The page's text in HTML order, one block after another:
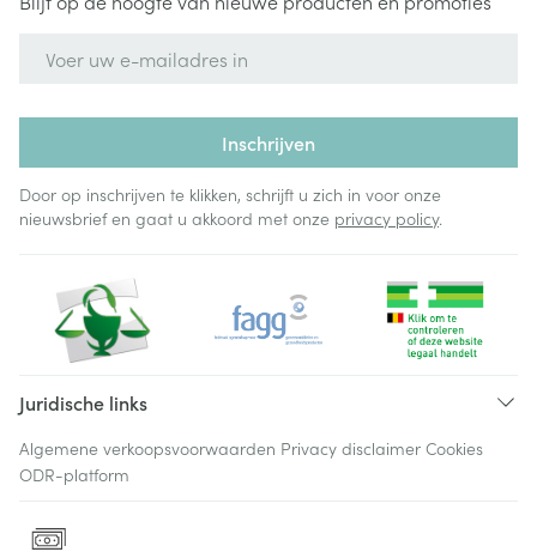
Inschrijven
Door op inschrijven te klikken, schrijft u zich in voor onze
nieuwsbrief en gaat u akkoord met onze privacy policy.
Juridische links
Algemene verkoopsvoorwaarden Privacy disclaimer Cookies
ODR-platform